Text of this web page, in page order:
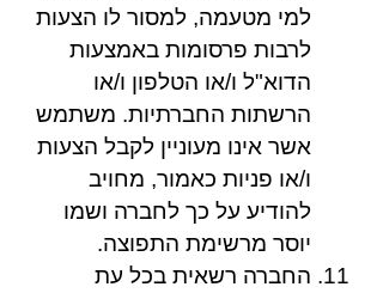
למי מטעמה, למסור לו הצעות
לרבות פרסומות באמצעות
הדוא"ל ו/או הטלפון ו/או
הרשתות החברתיות. משתמש
אשר אינו מעוניין לקבל הצעות
ו/או פניות כאמור, מחויב
להודיע על כך לחברה ושמו
יוסר מרשימת התפוצה.
החברה רשאית בכל עת